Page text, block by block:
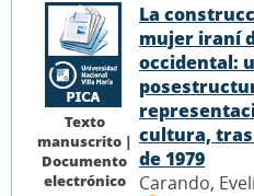
Texto
manuscrito |
Documento
electrónico
La
mujer iraní
occidental:
cultura, tras
de 1979
Carando,